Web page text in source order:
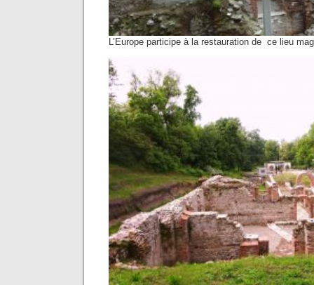
L’Europe participe à la restauration de ce lieu